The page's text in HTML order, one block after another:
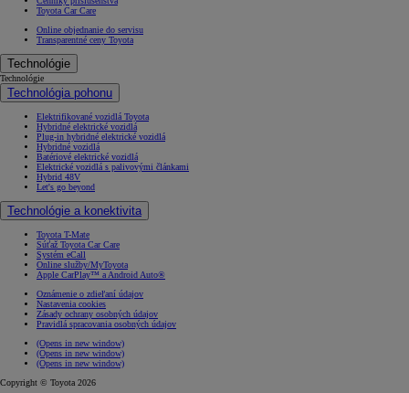
Toyota Car Care
Online objednanie do servisu
Transparentné ceny Toyota
Technológie
Technológie
Technológia pohonu
Elektrifikované vozidlá Toyota
Hybridné elektrické vozidlá
Plug-in hybridné elektrické vozidlá
Hybridné vozidlá
Batériové elektrické vozidlá
Elektrické vozidlá s palivovými článkami
Hybrid 48V
Let's go beyond
Technológie a konektivita
Toyota T-Mate
Súťaž Toyota Car Care
Systém eCall
Online služby/MyToyota
Apple CarPlay™ a Android Auto®
Oznámenie o zdieľaní údajov
Nastavenia cookies
Zásady ochrany osobných údajov
Pravidlá spracovania osobných údajov
(Opens in new window)
(Opens in new window)
(Opens in new window)
Copyright © Toyota 2026